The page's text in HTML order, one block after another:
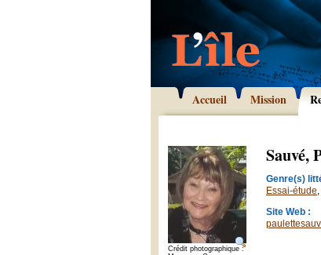
Accueil Mission
Crédit photographique :
Sauvé,
Genre(s)
Essai-étude,
Site Web :